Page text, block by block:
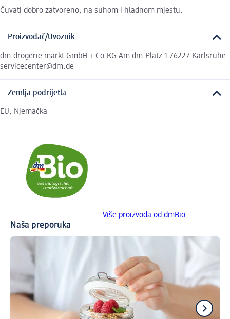
Čuvati dobro zatvoreno, na suhom i hladnom mjestu.
Proizvođač/Uvoznik
dm-drogerie markt GmbH + Co.KG Am dm-Platz 1 76227 Karlsruhe
servicecenter@dm.de
Zemlja podrijetla
EU, Njemačka
Više proizvoda od dmBio
Naša preporuka